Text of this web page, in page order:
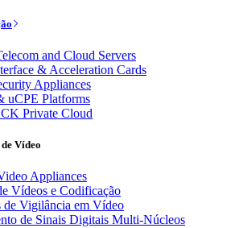
and Cloud Servers
& Acceleration Cards
Appliances
uCPE Platforms
Private Cloud
Vídeo
Appliances
Vídeos e Codificação
de Vigilância em Vídeo
de Sinais Digitais Multi-Núcleos